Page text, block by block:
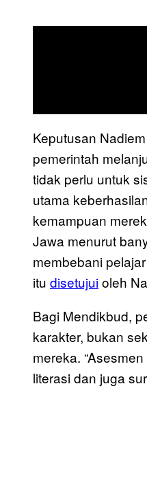
Keputusan
pemerintah
tidak perlu untuk
utama
kemampuan
Jawa menurut
membebani
itu disetujuioleh
Bagi Mendikbud,
karakter, bukan
mereka.
literasi dan juga